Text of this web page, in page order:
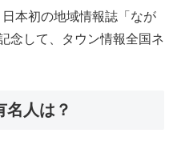
本初の地域情報誌「なが
念して、タウン情報全国ネ
名人は？